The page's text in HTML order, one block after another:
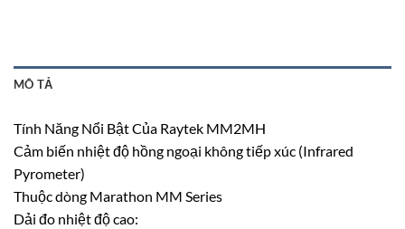
MÔ TẢ
Tính Năng Nổi Bật Của Raytek MM2MH
Cảm biến nhiệt độ hồng ngoại không tiếp xúc (Infrared
Pyrometer)
Thuộc dòng Marathon MM Series
Dải đo nhiệt độ cao: